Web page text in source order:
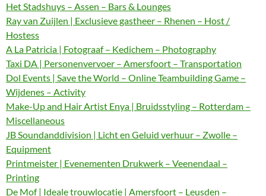
Het Stadshuys – Assen – Bars & Lounges
Ray van Zuijlen | Exclusieve gastheer – Rhenen – Host /
Hostess
A La Patricia | Fotograaf – Kedichem – Photography
Taxi DA | Personenvervoer – Amersfoort – Transportation
Dol Events | Save the World – Online Teambuilding Game –
Wijdenes – Activity
Make-Up and Hair Artist Enya | Bruidsstyling – Rotterdam –
Miscellaneous
JB Soundanddivision | Licht en Geluid verhuur – Zwolle –
Equipment
Printmeister | Evenementen Drukwerk – Veenendaal –
Printing
De Mof | Ideale trouwlocatie | Amersfoort – Leusden –